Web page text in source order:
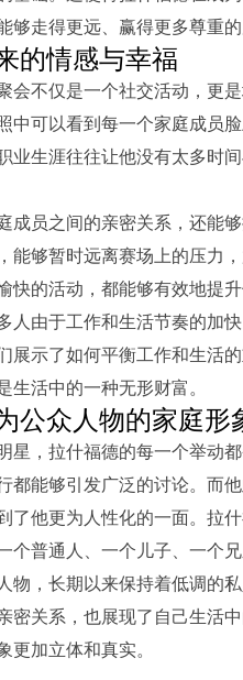
够走得更远、赢得更多尊重的
的情感与幸福
会不仅是一个社交活动，更
中可以看到每一个家庭成员
业生涯往往让他没有太多时
成员之间的亲密关系，还能
能够暂时远离赛场上的压力
快的活动，都能够有效地提升
人由于工作和生活节奏的加
展示了如何平衡工作和生活
生活中的一种无形财富。
公众人物的家庭形
星，拉什福德的每一个举动
都能够引发广泛的讨论。而
了他更为人性化的一面。拉
个普通人、一个儿子、一个兄
物，长期以来保持着低调的
密关系，也展现了自己生活
更加立体和真实。